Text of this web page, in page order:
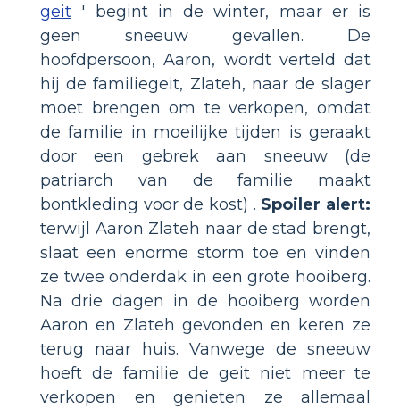
geit ' begint in de winter, maar er is
geen sneeuw gevallen. De
hoofdpersoon, Aaron, wordt verteld dat
hij de familiegeit, Zlateh, naar de slager
moet brengen om te verkopen, omdat
de familie in moeilijke tijden is geraakt
door een gebrek aan sneeuw (de
patriarch van de familie maakt
bontkleding voor de kost) . Spoiler alert:
terwijl Aaron Zlateh naar de stad brengt,
slaat een enorme storm toe en vinden
ze twee onderdak in een grote hooiberg.
Na drie dagen in de hooiberg worden
Aaron en Zlateh gevonden en keren ze
terug naar huis. Vanwege de sneeuw
hoeft de familie de geit niet meer te
verkopen en genieten ze allemaal